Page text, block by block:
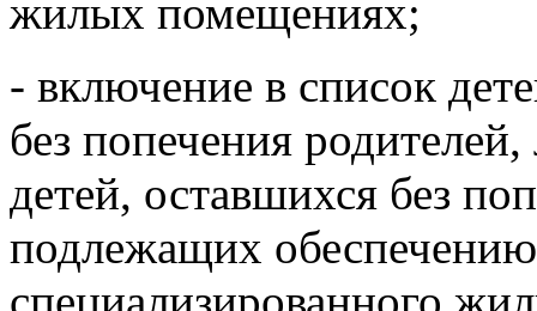
жилых помещениях;
- включение в список
без попечения
детей, оставшихся без
подлежащих